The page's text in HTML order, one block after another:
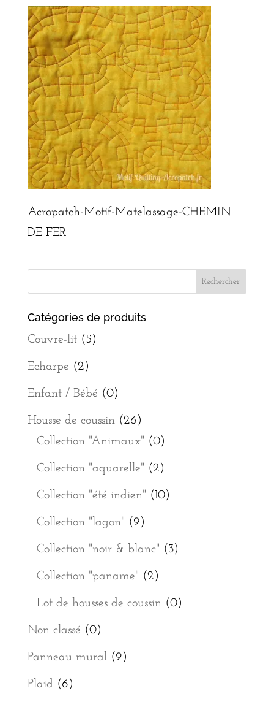
Acropatch-Motif-Matelassage-CHEMIN
DE FER
Catégories de produits
Couvre-lit (5)
Echarpe (2)
Enfant / Bébé (0)
Housse de coussin (26)
Collection "Animaux" (0)
Collection "aquarelle" (2)
Collection "été indien" (10)
Collection "lagon" (9)
Collection "noir & blanc" (3)
Collection "paname" (2)
Lot de housses de coussin (0)
Non classé (0)
Panneau mural (9)
Plaid (6)